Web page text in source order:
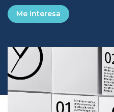
Me interesa